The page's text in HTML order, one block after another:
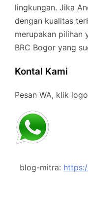
lingkungan. Jika
dengan kualitas
merupakan pilihan
BRC Bogor yang
Kontal Kami
Pesan WA, klik
blog-mitra: